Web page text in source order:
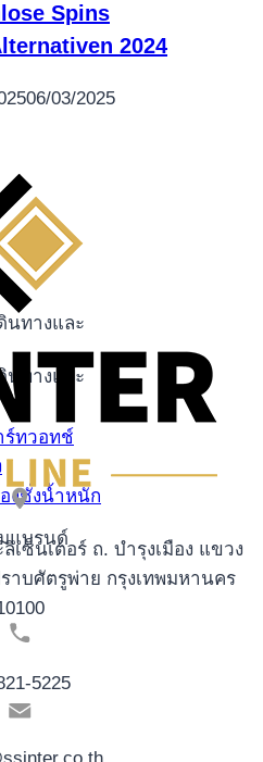
นทางและ
นทางและ
ร์ทวอทช์
องชั่งน้ำหนัก
แบรนด์
Spins
2024
06/03/2025
เซ็นเตอร์ ถ. บำรุงเมือง แขวง
าบศัตรูพ่าย กรุงเทพมหานคร
5225